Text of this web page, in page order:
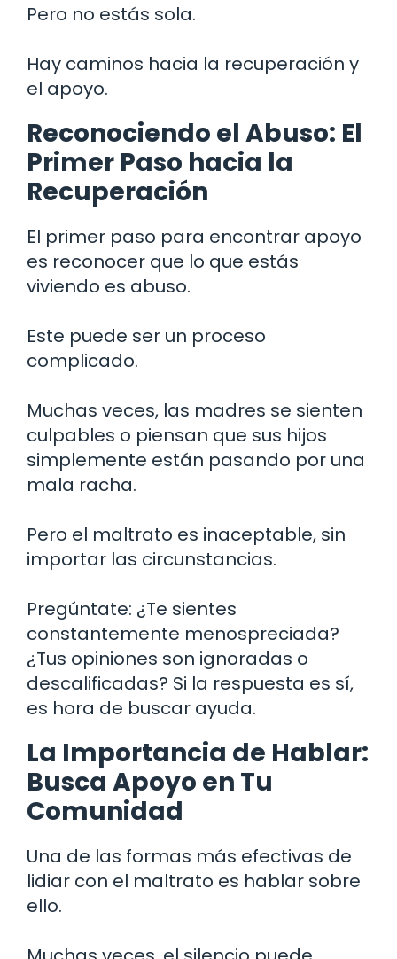
Pero no estás sola.
Hay caminos hacia la recuperación y
el apoyo.
Reconociendo el Abuso: El
Primer Paso hacia la
Recuperación
El primer paso para encontrar apoyo
es reconocer que lo que estás
viviendo es abuso.
Este puede ser un proceso
complicado.
Muchas veces, las madres se sienten
culpables o piensan que sus hijos
simplemente están pasando por una
mala racha.
Pero el maltrato es inaceptable, sin
importar las circunstancias.
Pregúntate: ¿Te sientes
constantemente menospreciada?
¿Tus opiniones son ignoradas o
descalificadas? Si la respuesta es sí,
es hora de buscar ayuda.
La Importancia de Hablar:
Busca Apoyo en Tu
Comunidad
Una de las formas más efectivas de
lidiar con el maltrato es hablar sobre
ello.